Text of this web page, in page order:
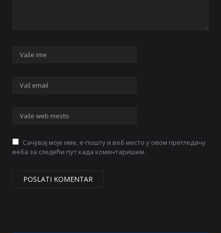
Сачувај моје име, е-пошту и веб место у овом прегледачу
веба за следећи пут када коментаришем.